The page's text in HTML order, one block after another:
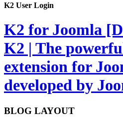
K2 User Login
K2 for Joomla
K2 | The
extension for
developed by
BLOG LAYOUT